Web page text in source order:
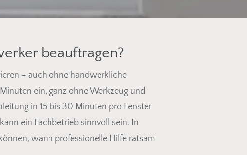
beauftragen?
– auch ohne handwerkliche
ein, ganz ohne Werkzeug und
in 15 bis 30 Minuten pro Fenster
ein Fachbetrieb sinnvoll sein. In
wann professionelle Hilfe ratsam